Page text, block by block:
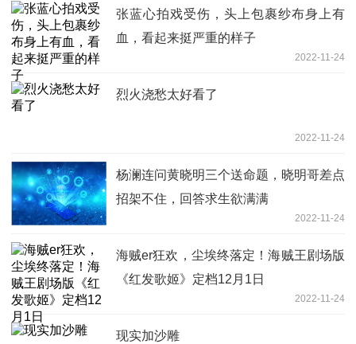
张蓝心拍戏受伤，头上包裹纱布身上有
血，看起来挺严重的样子
2022-11-24
烈火浇愁太好看了
2022-11-24
杨澜连问黄晓明三个送命题，晓明哥差点
招架不住，回答求生欲满满
2022-11-24
海贼er狂欢，尘埃终落定！海贼王剧场版
《红发歌姬》定档12月1日
2022-11-24
现实加沙雕